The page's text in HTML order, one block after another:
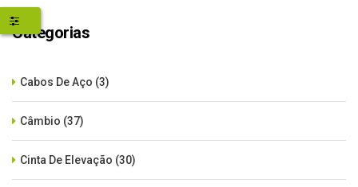
Categorias
Cabos De Aço (3)
Câmbio (37)
Cinta De Elevação (30)